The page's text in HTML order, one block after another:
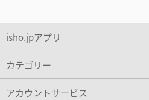
isho.jpアプリ
カテゴリー
アカウントサービス